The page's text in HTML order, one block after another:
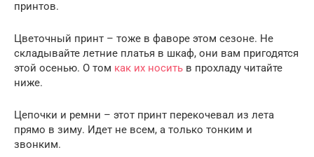
принтов.
Цветочный принт – тоже в фаворе этом сезоне. Не
складывайте летние платья в шкаф, они вам пригодятся
этой осенью. О том как их носить в прохладу читайте
ниже.
Цепочки и ремни – этот принт перекочевал из лета
прямо в зиму. Идет не всем, а только тонким и
звонким.